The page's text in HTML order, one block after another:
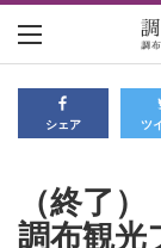
シェア ツ
（終了
調布観光